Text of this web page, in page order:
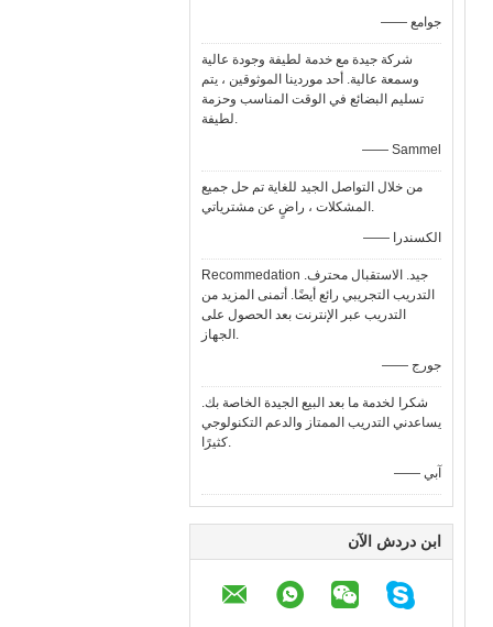
—— جوامع
شركة جيدة مع خدمة لطيفة وجودة عالية
وسمعة عالية. أحد موردينا الموثوقين ، يتم
تسليم البضائع في الوقت المناسب وحزمة
لطيفة.
—— Sammel
من خلال التواصل الجيد للغاية تم حل جميع
المشكلات ، راضٍ عن مشترياتي.
—— الكسندرا
Recommedation جيد. الاستقبال محترف.
التدريب التجريبي رائع أيضًا. أتمنى المزيد من
التدريب عبر الإنترنت بعد الحصول على
الجهاز.
—— جورج
شكرا لخدمة ما بعد البيع الجيدة الخاصة بك.
يساعدني التدريب الممتاز والدعم التكنولوجي
كثيرًا.
—— آبي
ابن دردش الآن